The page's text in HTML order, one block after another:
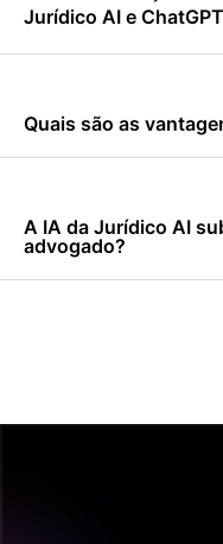
Jurídico AI e
Quais são as
A IA da Jurídico AI
advogado?